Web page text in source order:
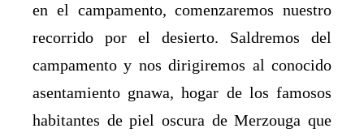
en el campamento, comenzaremos nuestro
recorrido por el desierto. Saldremos del
campamento y nos dirigiremos al conocido
asentamiento gnawa, hogar de los famosos
habitantes de piel oscura de Merzouga que